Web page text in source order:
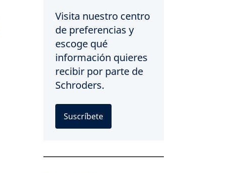
Visita nuestro centro
de preferencias y
escoge qué
información quieres
recibir por parte de
Schroders.
Suscríbete